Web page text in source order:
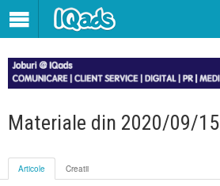
Materiale din 2020/09/15
Articole Creatii